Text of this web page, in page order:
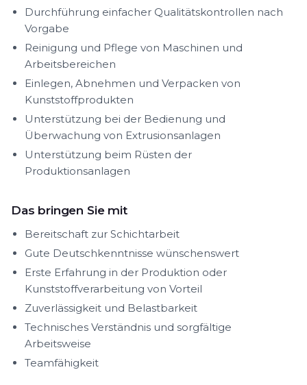
Durchführung einfacher Qualitätskontrollen nach
Vorgabe
Reinigung und Pflege von Maschinen und
Arbeitsbereichen
Einlegen, Abnehmen und Verpacken von
Kunststoffprodukten
Unterstützung bei der Bedienung und
Überwachung von Extrusionsanlagen
Unterstützung beim Rüsten der
Produktionsanlagen
Das bringen Sie mit
Bereitschaft zur Schichtarbeit
Gute Deutschkenntnisse wünschenswert
Erste Erfahrung in der Produktion oder
Kunststoffverarbeitung von Vorteil
Zuverlässigkeit und Belastbarkeit
Technisches Verständnis und sorgfältige
Arbeitsweise
Teamfähigkeit